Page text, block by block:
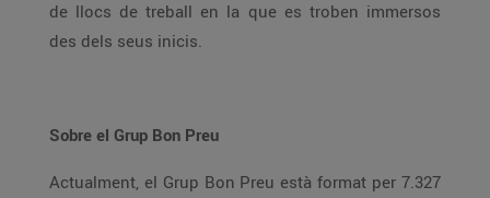
de llocs de treball en la que es troben immersos
des dels seus inicis.
Sobre el Grup Bon Preu
Actualment, el Grup Bon Preu està format per 7.327